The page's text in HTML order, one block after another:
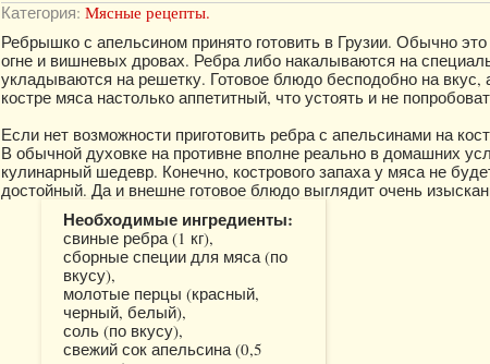
Категория: Мясные рецепты.
Ребрышко с апельсином принято готовить в Грузии. Обычно
огне и вишневых дровах. Ребра либо накалываются на
укладываются на решетку. Готовое блюдо бесподобно на вкус,
костре мяса настолько аппетитный, что устоять и не
Если нет возможности приготовить ребра с апельсинами на
В обычной духовке на противне вполне реально в домашних
кулинарный шедевр. Конечно, кострового запаха у мяса не
достойный. Да и внешне готовое блюдо выглядит очень
Необходимые ингредиенты:
свиные ребра (1 кг),
сборные специи для мяса (по
вкусу),
молотые перцы (красный,
черный, белый),
соль (по вкусу),
свежий сок апельсина (0,5